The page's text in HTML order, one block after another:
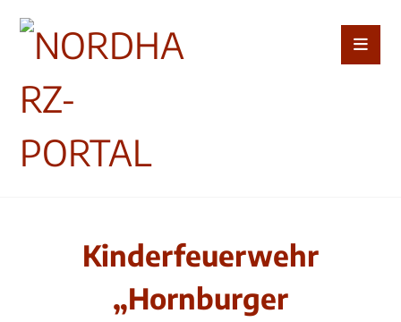
Kinderfeuerwehr
„Hornburger